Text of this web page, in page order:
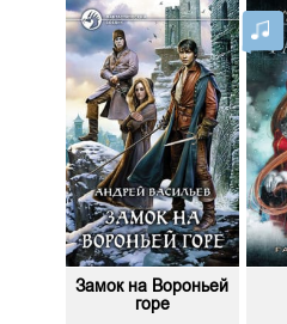
Замок на Вороньей
горе